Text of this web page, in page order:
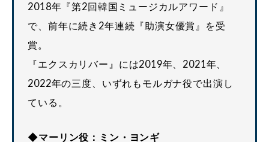
2018年『第2回韓国ミュージカルアワード』
で、前年に続き2年連続『助演女優賞』を受
賞。
『エクスカリバー』には2019年、2021年、
2022年の三度、いずれもモルガナ役で出演し
ている。
◆マーリン役：ミン・ヨンギ